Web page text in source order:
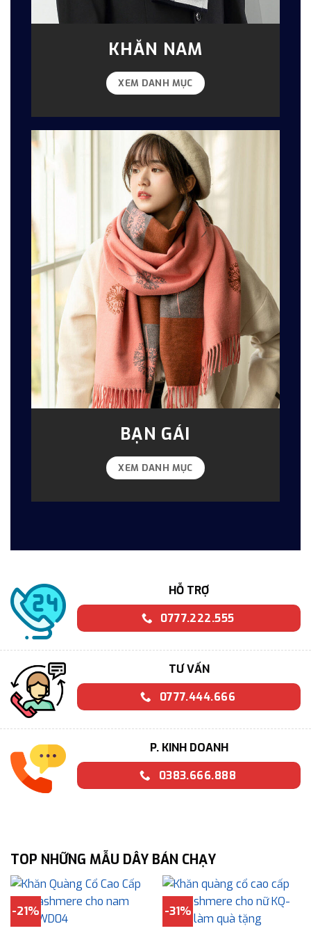
KHĂN NAM
XEM DANH MỤC
BẠN GÁI
XEM DANH MỤC
HỖ TRỢ
0777.222.555
TƯ VẤN
0777.444.666
P. KINH DOANH
0383.666.888
TOP NHỮNG MẪU DÂY BÁN CHẠY
-21% -31%